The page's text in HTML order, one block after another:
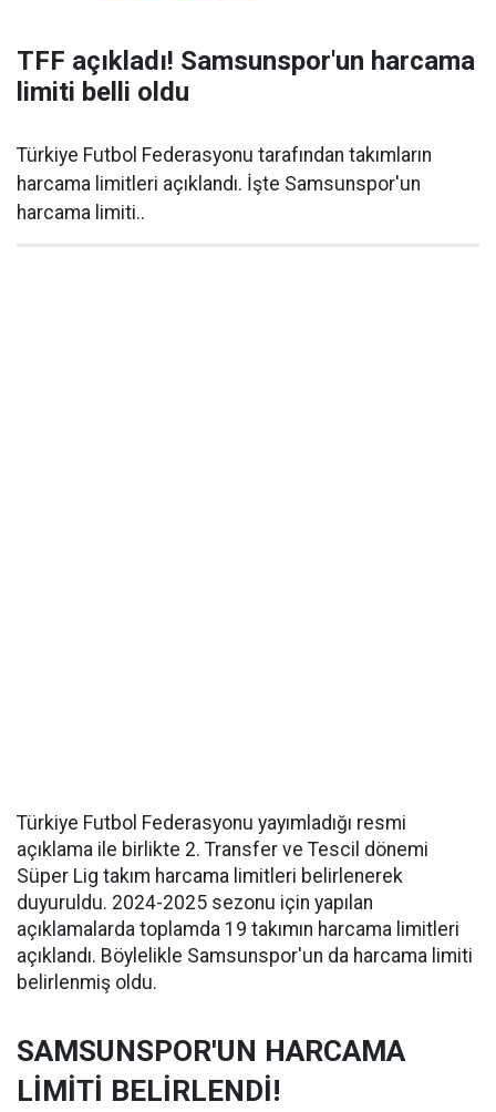
TFF açıkladı! Samsunspor'un harcama
limiti belli oldu
Türkiye Futbol Federasyonu tarafından takımların
harcama limitleri açıklandı. İşte Samsunspor'un
harcama limiti..
Türkiye Futbol Federasyonu yayımladığı resmi
açıklama ile birlikte 2. Transfer ve Tescil dönemi
Süper Lig takım harcama limitleri belirlenerek
duyuruldu. 2024-2025 sezonu için yapılan
açıklamalarda toplamda 19 takımın harcama limitleri
açıklandı. Böylelikle Samsunspor'un da harcama limiti
belirlenmiş oldu.
SAMSUNSPOR'UN HARCAMA
LİMİTİ BELİRLENDİ!